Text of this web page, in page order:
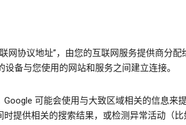
网协议地址”，由您的互联网服务提供商分配
备与您使用的网站和服务之间建立连接。
可能会使用与大致区域相关的信息来
提供相关的搜索结果，或检测异常活动（比